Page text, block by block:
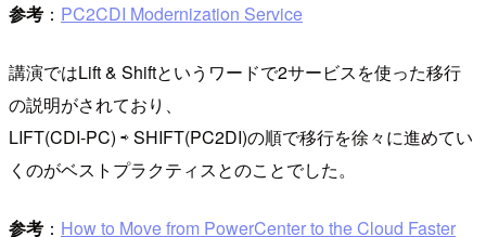
参考 ： PC2CDI Modernization Service
講演ではLift & Shiftというワードで2サービスを使った移行
の説明がされており、
LIFT(CDI-PC) ⇨ SHIFT(PC2DI)の順で移行を徐々に進めてい
くのがベストプラクティスとのことでした。
参考 ： How to Move from PowerCenter to the Cloud Faster